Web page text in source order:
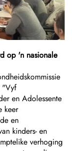
op 'n nasionale
"Vyf
en Adolessente
keer
en
kinders- en
verhoging